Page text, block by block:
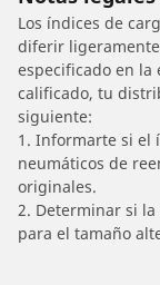
Los índices de
diferir
especificado en la
calificado, tu
siguiente:
1. Informarte si el
neumáticos de
originales.
2. Determinar si
para el tamaño